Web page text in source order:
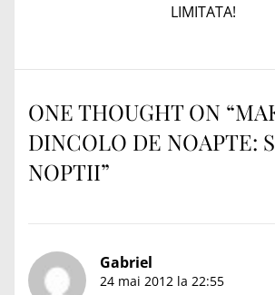
LIMITATA!
ONE THOUGHT ON “
DINCOLO DE NOAPTE:
NOPTII”
Gabriel
24 mai 2012 la 22:55